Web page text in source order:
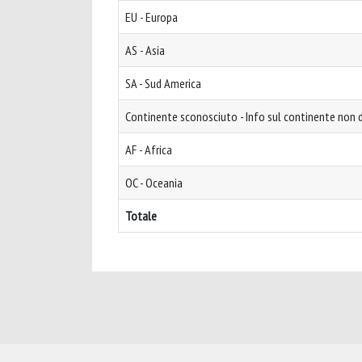
EU - Europa
AS - Asia
SA - Sud America
Continente sconosciuto - Info sul continente non
AF - Africa
OC - Oceania
Totale